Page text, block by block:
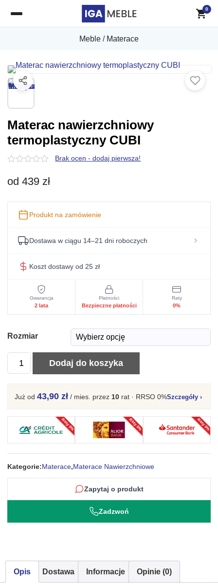
Meble / Materace
Materac nawierzchniowy
termoplastyczny CUBI
z
5
Brak ocen - dodaj pierwsza!
od 439 zł
Produkt na zamówienie
Dostawa w ciągu 14–21 dni roboczych
Koszt dostawy od 25 zł
Gwarancja
2 lata
Płatności
Bezpieczne płatności
Raty
0%
Rozmiar
ilość
Materac
termoplastyczny
Dodaj do koszyka
Już od 43,90 zł / mies. przez 10 rat · RRSO 0%Szczegóły ›
Raty 0% Raty 0% Raty 0%
Kategorie:Materace,Materace Nawierzchniowe
Zapytaj o produkt
Zadzwoń
Opis Dostawa Informacje Opinie (0)
0